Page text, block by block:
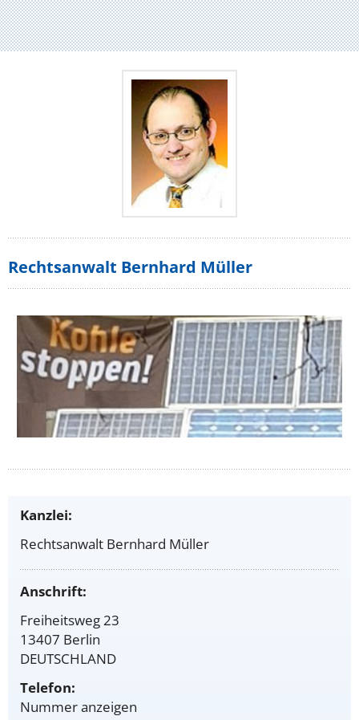
Rechtsanwalt Bernhard Müller
Kanzlei:
Rechtsanwalt Bernhard Müller
Anschrift:
Freiheitsweg 23
13407 Berlin
DEUTSCHLAND
Telefon:
Nummer anzeigen